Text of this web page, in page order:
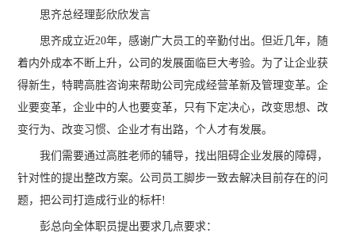
思齐总经理彭欣欣发言
思齐成立近20年，感谢广大员工的辛勤付出。但近几年，随
着内外成本不断上升，公司的发展面临巨大考验。为了让企业获
得新生，特聘高胜咨询来帮助公司完成经营革新及管理变革。企
业要变革，企业中的人也要变革，只有下定决心，改变思想、改
变行为、改变习惯、企业才有出路，个人才有发展。
我们需要通过高胜老师的辅导，找出阻碍企业发展的障碍，
针对性的提出整改方案。公司员工脚步一致去解决目前存在的问
题，把公司打造成行业的标杆!
彭总向全体职员提出要求几点要求：